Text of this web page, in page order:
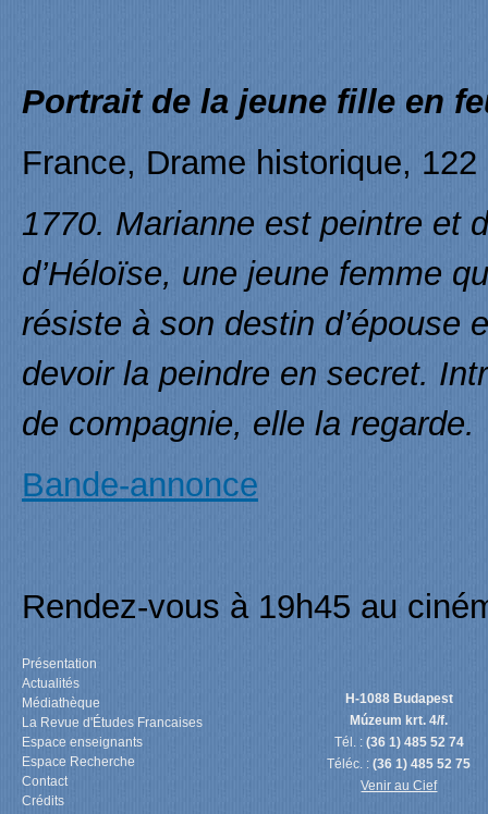
Portrait de la jeune fille en
France, Drame historique,
1770. Marianne est peintre et
d’Héloïse, une jeune femme
résiste à son destin d’épouse
devoir la peindre en secret.
de compagnie, elle la regarde.
Bande-annonce
Rendez-vous à 19h45 au
Présentation
Actualités
Médiathèque
La Revue d'Études Francaises
Espace enseignants
Espace Recherche
Contact
Crédits
H-1088 Budapest
Múzeum krt. 4/f.
Tél. : (36 1) 485 52 74
Téléc. :(36 1) 485 52 75
Venir au Cief